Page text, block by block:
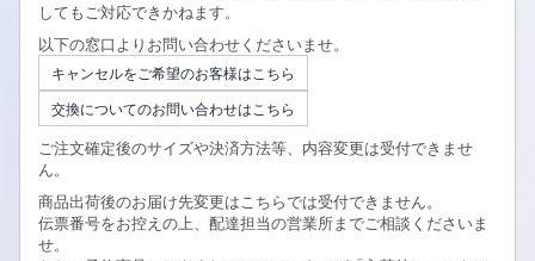
してもご対応できかねます。
以下の窓口よりお問い合わせくださいませ。
キャンセルをご希望のお客様はこちら
交換についてのお問い合わせはこちら
ご注文確定後のサイズや決済方法等、内容変更は受付できませ
ん。
商品出荷後のお届け先変更はこちらでは受付できません。
伝票番号をお控えの上、配達担当の営業所までご相談くださいま
せ。